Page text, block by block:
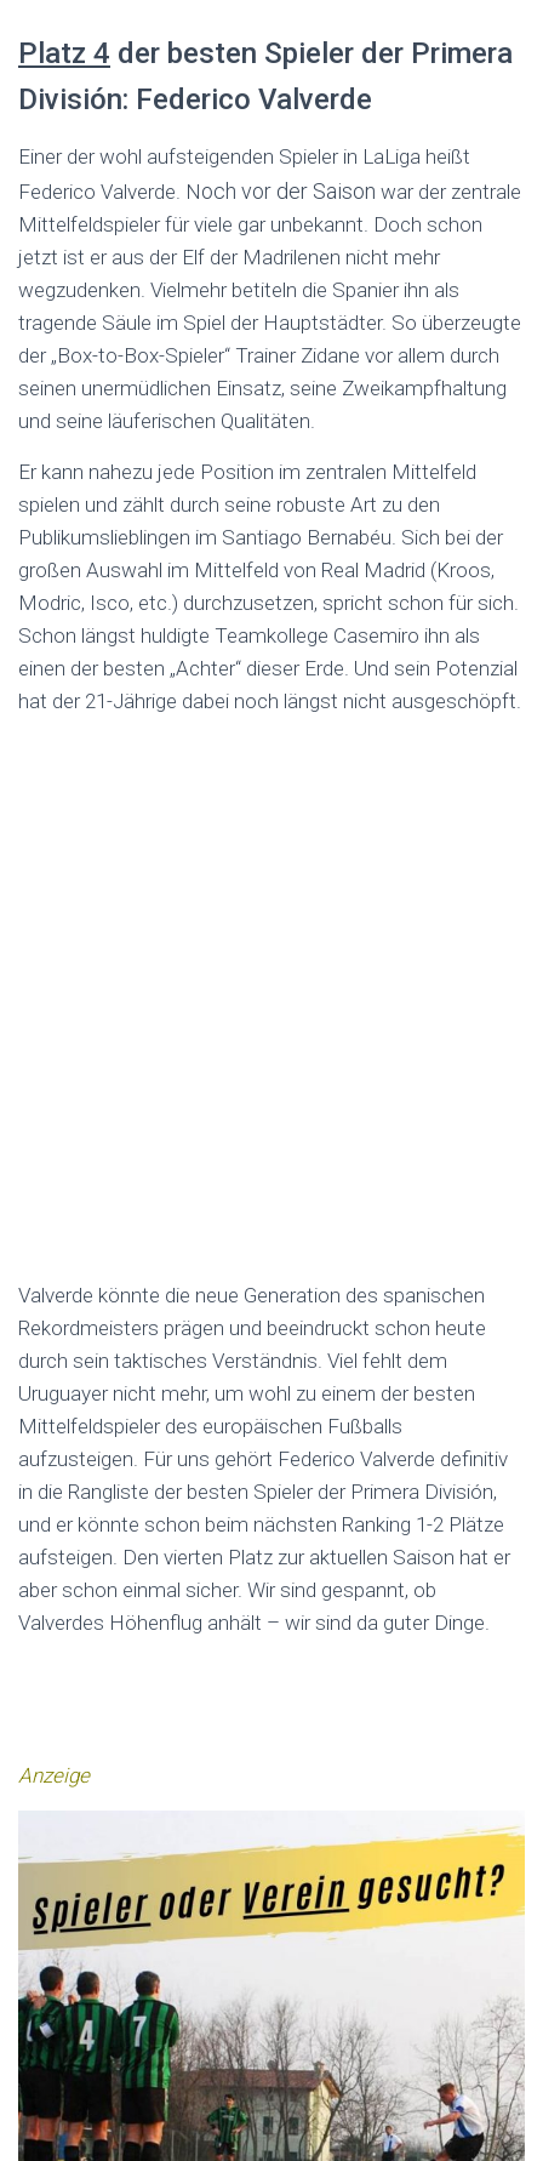
Platz 4 der besten Spieler der Primera
División: Federico Valverde
Einer der wohl aufsteigenden Spieler in LaLiga heißt
Federico Valverde. Noch vor der Saison war der zentrale
Mittelfeldspieler für viele gar unbekannt. Doch schon
jetzt ist er aus der Elf der Madrilenen nicht mehr
wegzudenken. Vielmehr betiteln die Spanier ihn als
tragende Säule im Spiel der Hauptstädter. So überzeugte
der „Box-to-Box-Spieler“ Trainer Zidane vor allem durch
seinen unermüdlichen Einsatz, seine Zweikampfhaltung
und seine läuferischen Qualitäten.
Er kann nahezu jede Position im zentralen Mittelfeld
spielen und zählt durch seine robuste Art zu den
Publikumslieblingen im Santiago Bernabéu. Sich bei der
großen Auswahl im Mittelfeld von Real Madrid (Kroos,
Modric, Isco, etc.) durchzusetzen, spricht schon für sich.
Schon längst huldigte Teamkollege Casemiro ihn als
einen der besten „Achter“ dieser Erde. Und sein Potenzial
hat der 21-Jährige dabei noch längst nicht ausgeschöpft.
Valverde könnte die neue Generation des spanischen
Rekordmeisters prägen und beeindruckt schon heute
durch sein taktisches Verständnis. Viel fehlt dem
Uruguayer nicht mehr, um wohl zu einem der besten
Mittelfeldspieler des europäischen Fußballs
aufzusteigen. Für uns gehört Federico Valverde definitiv
in die Rangliste der besten Spieler der Primera División,
und er könnte schon beim nächsten Ranking 1-2 Plätze
aufsteigen. Den vierten Platz zur aktuellen Saison hat er
aber schon einmal sicher. Wir sind gespannt, ob
Valverdes Höhenflug anhält – wir sind da guter Dinge.
Anzeige